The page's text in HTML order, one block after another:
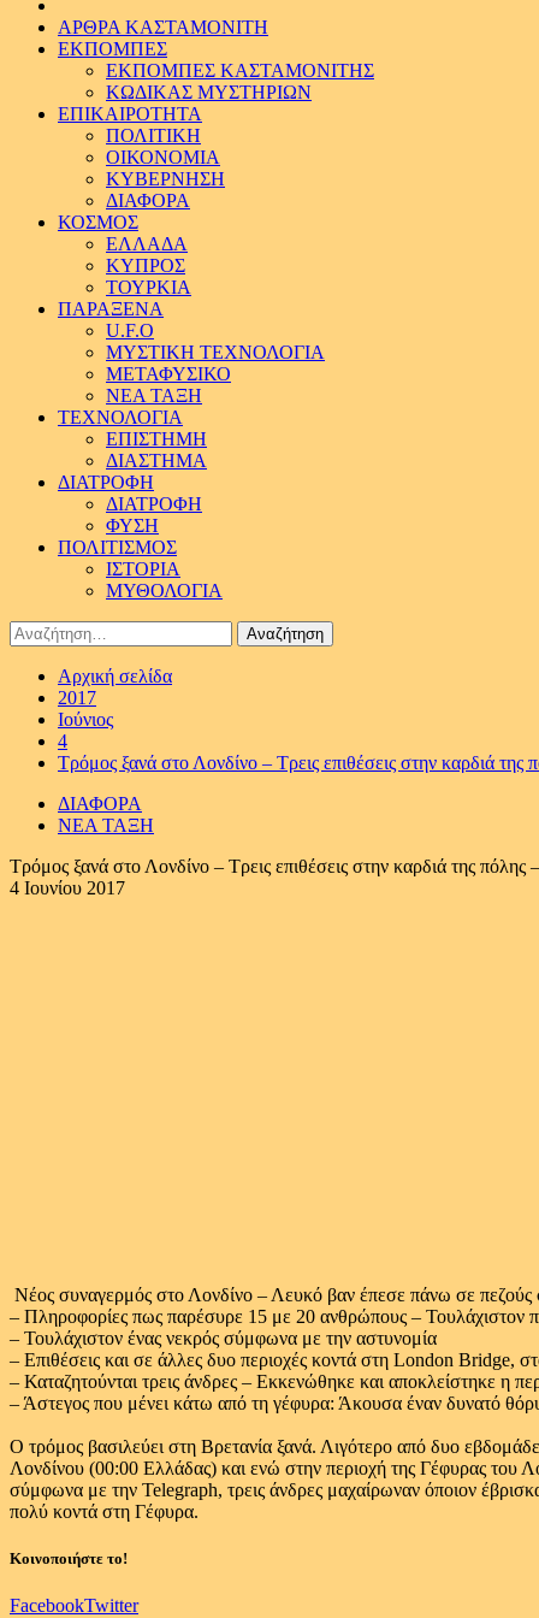
ΑΡΘΡΑ ΚΑΣΤΑΜΟΝΙΤΗ
ΕΚΠΟΜΠΕΣ
ΕΚΠΟΜΠΕΣ ΚΑΣΤΑΜΟΝΙΤΗΣ
ΚΩΔΙΚΑΣ ΜΥΣΤΗΡΙΩΝ
ΕΠΙΚΑΙΡΟΤΗΤΑ
ΠΟΛΙΤΙΚΗ
ΟΙΚΟΝΟΜΙΑ
ΚΥΒΕΡΝΗΣΗ
ΔΙΑΦΟΡΑ
ΚΟΣΜΟΣ
ΕΛΛΑΔΑ
ΚΥΠΡΟΣ
ΤΟΥΡΚΙΑ
ΠΑΡΑΞΕΝΑ
U.F.O
ΜΥΣΤΙΚΗ ΤΕΧΝΟΛΟΓΙΑ
ΜΕΤΑΦΥΣΙΚΟ
ΝΕΑ ΤΑΞΗ
ΤΕΧΝΟΛΟΓΙΑ
ΕΠΙΣΤΗΜΗ
ΔΙΑΣΤΗΜΑ
ΔΙΑΤΡΟΦΗ
ΔΙΑΤΡΟΦΗ
ΦΥΣΗ
ΠΟΛΙΤΙΣΜΟΣ
ΙΣΤΟΡΙΑ
ΜΥΘΟΛΟΓΙΑ
Αναζήτηση
για:
Αρχική σελίδα
2017
Ιούνιος
4
Τρόμος ξανά στο Λονδίνο – Τρεις επιθέσεις στην καρδιά της
ΔΙΑΦΟΡΑ
ΝΕΑ ΤΑΞΗ
Τρόμος ξανά στο Λονδίνο – Τρεις επιθέσεις στην καρδιά της πόλης
4 Ιουνίου 2017
Νέος συναγερμός στο Λονδίνο – Λευκό βαν έπεσε πάνω σε πεζούς
– Πληροφορίες πως παρέσυρε 15 με 20 ανθρώπους – Τουλάχιστον
– Τουλάχιστον ένας νεκρός σύμφωνα με την αστυνομία
– Επιθέσεις και σε άλλες δυο περιοχές κοντά στη London Bridge,
– Καταζητούνται τρεις άνδρες – Εκκενώθηκε και αποκλείστηκε η
– Άστεγος που μένει κάτω από τη γέφυρα: Άκουσα έναν δυνατό
Ο τρόμος βασιλεύει στη Βρετανία ξανά. Λιγότερο από δυο
Λονδίνου (00:00 Ελλάδας) και ενώ στην περιοχή της Γέφυρας του
σύμφωνα με την Telegraph, τρεις άνδρες μαχαίρωναν όποιον
πολύ κοντά στη Γέφυρα.
Κοινοποιήστε το!
FacebookTwitter